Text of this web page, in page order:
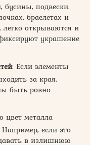
бусины, подвески.
браслетах и
легко открываются и
украшение
: Если элементы
за края.
быть ровно
цвет металла
Например, если это
в излишнюю